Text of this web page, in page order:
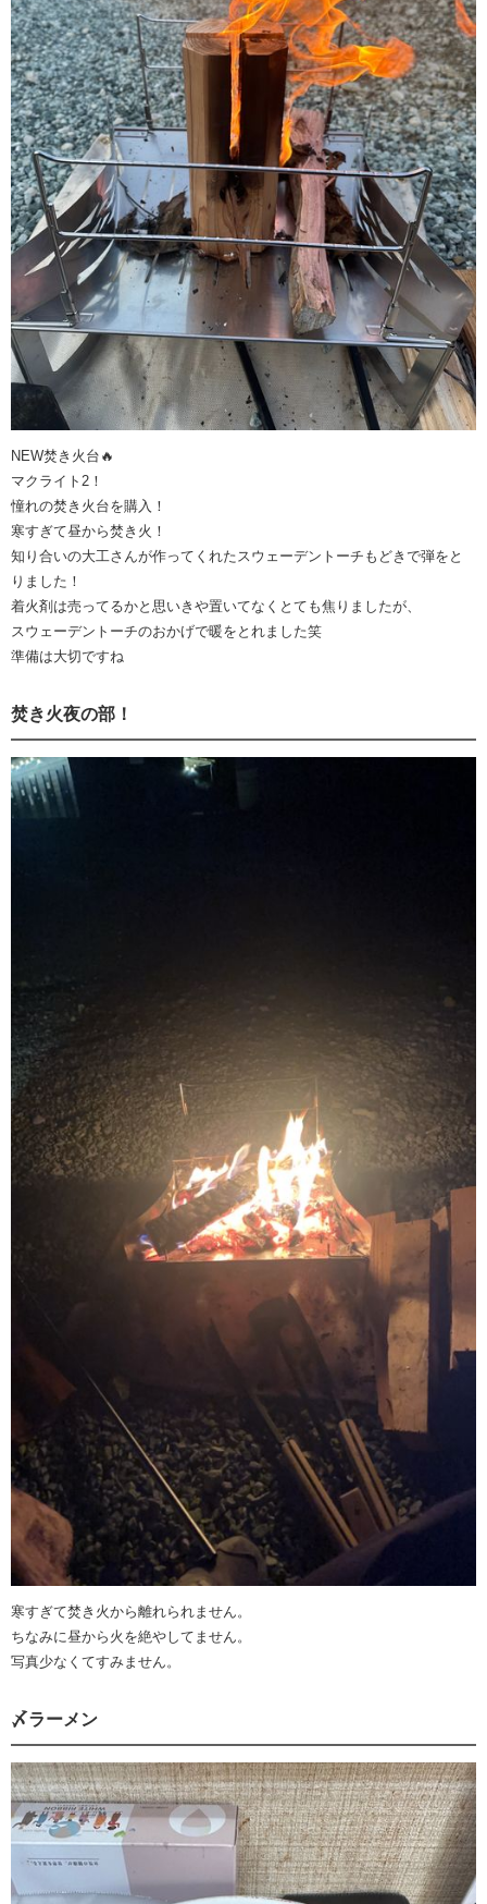
NEW焚き火台🔥
マクライト2！
憧れの焚き火台を購入！
寒すぎて昼から焚き火！
知り合いの大工さんが作ってくれたスウェーデントーチもどきで弾をと
りました！
着火剤は売ってるかと思いきや置いてなくとても焦りましたが、
スウェーデントーチのおかげで暖をとれました笑
準備は大切ですね
焚き火夜の部！
寒すぎて焚き火から離れられません。
ちなみに昼から火を絶やしてません。
写真少なくてすみません。
〆ラーメン